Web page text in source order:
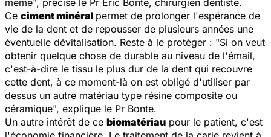
Ce ciment minéral permet de prolonger l'espérance de
vie de la dent et de repousser de plusieurs années une
éventuelle dévitalisation. Reste à le protéger : "Si on veut
obtenir quelque chose de durable au niveau de l'émail,
c'est-à-dire le tissu le plus dur de la dent qui recouvre
cette dent, à ce moment-là on est obligé d'utiliser par
dessus un autre matériau type résine composite ou
céramique", explique le Pr Bonte.
Un autre intérêt de ce biomatériau pour le patient, c'est